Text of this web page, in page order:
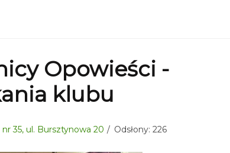
Opowieści -
klubu
nr 35, ul. Bursztynowa 20 Odsłony: 226